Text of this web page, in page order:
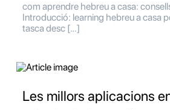
com aprendre hebreu a casa:
Introducció: learning hebreu a casa
tasca desc […]
Les millors aplicacions